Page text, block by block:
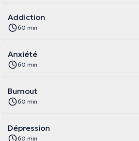
Addiction
60 min
Anxiété
60 min
Burnout
60 min
Dépression
60 min